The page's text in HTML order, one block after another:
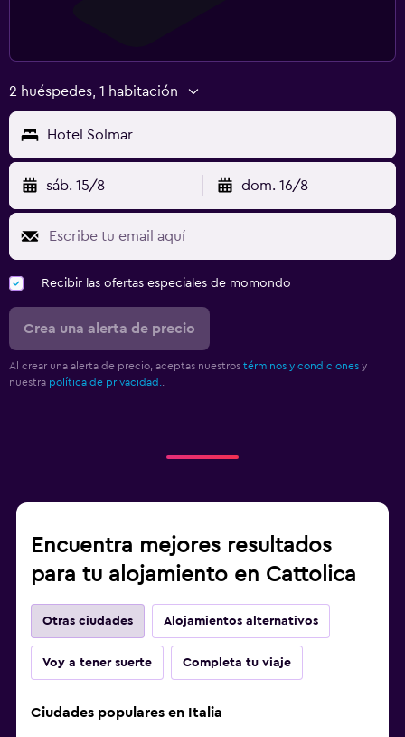
2 huéspedes, 1 habitación
Hotel Solmar
sáb. 15/8 dom. 16/8
Recibir las ofertas especiales de momondo
Crea una alerta de precio
Al crear una alerta de precio, aceptas nuestros términos y condiciones y
nuestra política de privacidad.
Encuentra mejores resultados
para tu alojamiento en Cattolica
Otras ciudades Alojamientos alternativos
Voy a tener suerte Completa tu viaje
Ciudades populares en Italia